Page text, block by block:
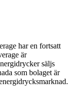
har en fortsatt
är
säljs
som bolaget är